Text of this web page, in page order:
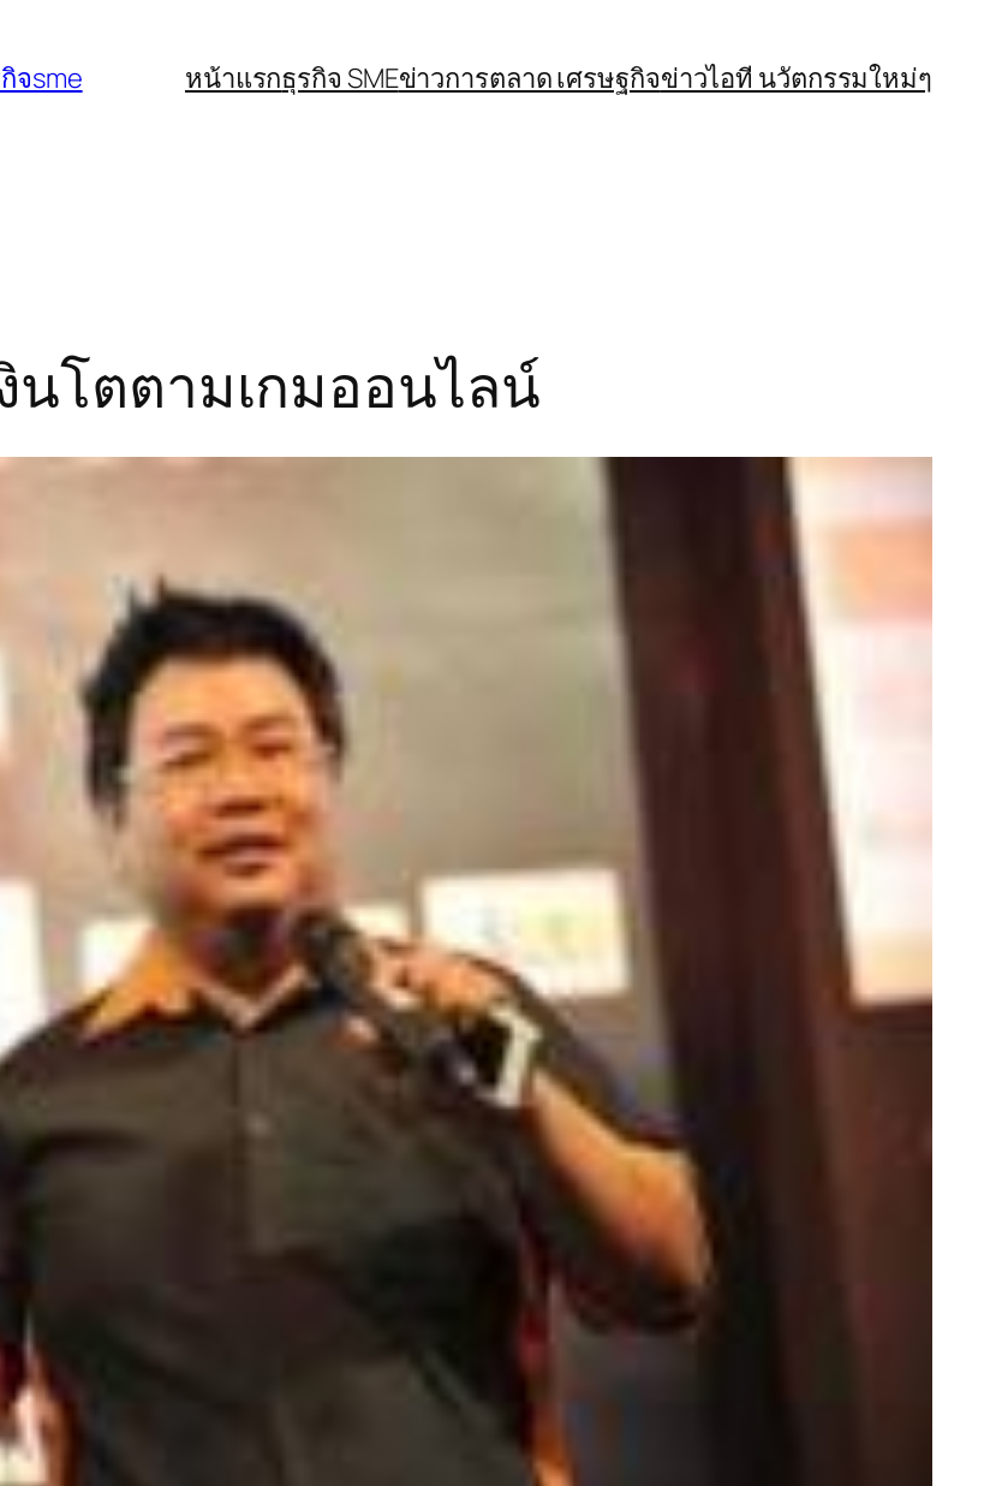
จsme หน้าแรกธุรกิจ SMEข่าวการตลาด เศรษฐกิจข่าวไอที นวัตกรรมใหม่ๆ
งินโตตามเกมออนไลน์